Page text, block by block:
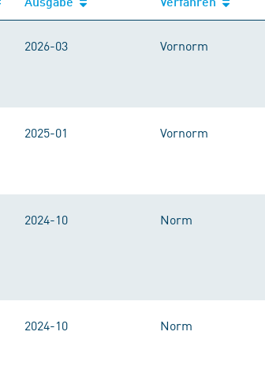
2026-03 Vornorm
2025-01 Vornorm
2024-10 Norm
2024-10 Norm